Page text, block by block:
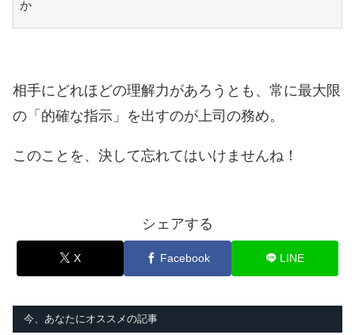
か
相手にどれほどの理解力があろうとも、常に最大限
の「的確な指示」を出すのが上司の務め。
このことを、決して忘れてはいけませんね！
シェアする
X Facebook LINE
今、あなたにオススメの記事